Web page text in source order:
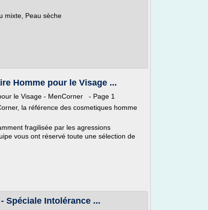
mixte, Peau sèche
Homme pour le Visage ...
le Visage - MenCorner - Page 1
la référence des cosmetiques homme
fragilisée par les agressions
vous ont réservé toute une sélection de
Spéciale Intolérance ...